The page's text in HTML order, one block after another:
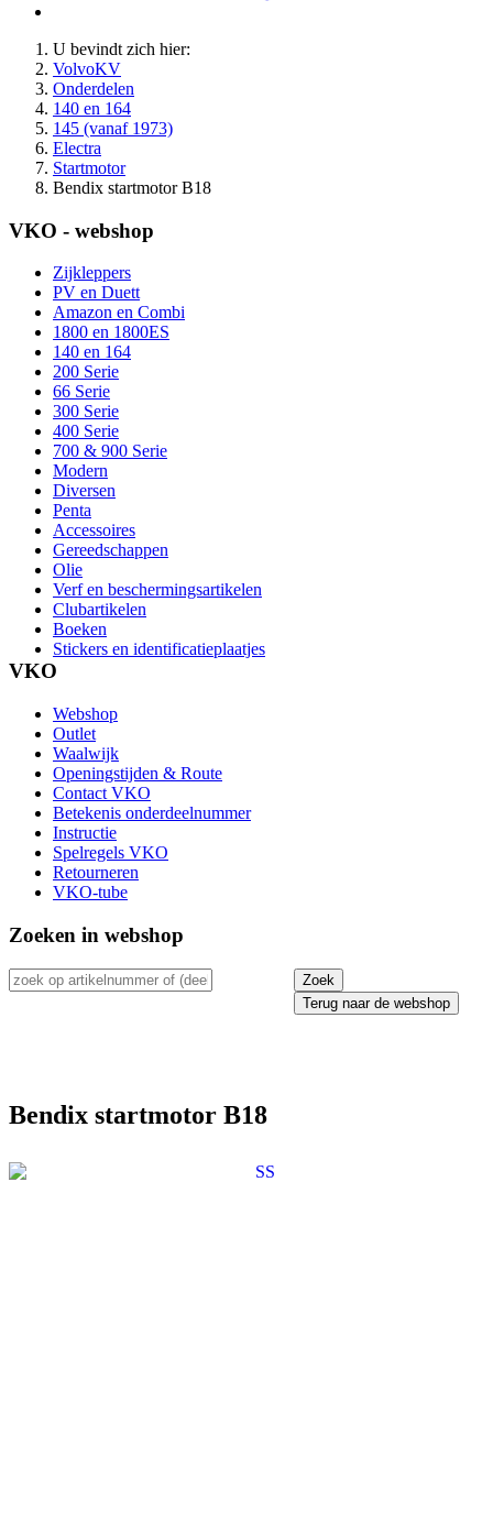
U bevindt zich hier:
VolvoKV
Onderdelen
140 en 164
145 (vanaf 1973)
Electra
Startmotor
Bendix startmotor B18
VKO - webshop
Zijkleppers
PV en Duett
Amazon en Combi
1800 en 1800ES
140 en 164
200 Serie
66 Serie
300 Serie
400 Serie
700 & 900 Serie
Modern
Diversen
Penta
Accessoires
Gereedschappen
Olie
Verf en beschermingsartikelen
Clubartikelen
Boeken
Stickers en identificatieplaatjes
VKO
Webshop
Outlet
Waalwijk
Openingstijden & Route
Contact VKO
Betekenis onderdeelnummer
Instructie
Spelregels VKO
Retourneren
VKO-tube
Zoeken in webshop
Terug naar de webshop
Bendix startmotor B18